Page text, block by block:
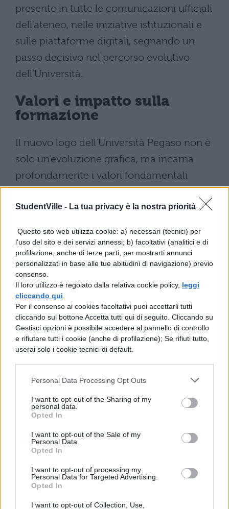
StudentVille - La tua privacy è la nostra priorità
Questo sito web utilizza cookie: a) necessari (tecnici) per
l'uso del sito e dei servizi annessi; b) facoltativi (analitici e di
profilazione, anche di terze parti, per mostrarti annunci
personalizzati in base alle tue abitudini di navigazione) previo
consenso.
Il loro utilizzo è regolato dalla relativa cookie policy, leggi
cliccando qui
Per il consenso ai cookies facoltativi puoi accettarli tutti
cliccando sul bottone Accetta tutti qui di seguito. Cliccando su
Gestisci opzioni è possibile accedere al pannello di controllo
e rifiutare tutti i cookie (anche di profilazione); Se rifiuti tutto,
userai solo i cookie tecnici di default.
Personal Data Processing Opt Outs
I want to opt-out of the Sharing of my
personal data.
Opted In
I want to opt-out of the Sale of my
Personal Data.
Opted In
I want to opt-out of processing my
Personal Data for Targeted Advertising.
Opted In
I want to opt-out of Collection, Use,
presente in tutte le comunicazioni ufficiali
dell’ateneo, nelle iniziative istituzionali e
sulle piattaforme digitali, segnando un
passo decisivo nel percorso evolutivo
dell’Università.
Valori e impatto sulla
formazione
Il nuovo logo dell’Università Pegaso non è
solo un’evoluzione grafica, ma incarna
profondamente i valori fondamentali
dell’ateneo:innovazione, inclusività,
integrità e ascolto. Questa
dell’università nel panorama della
formazione digitale e professionale,
rendendo più riconoscibile la sua missione
di accessibilità e qualità.
Il rinnovamento si allinea perfettamente
con le numerose collaborazioni territoriali
sviluppate negli anni, i sette dipartimenti e i
centri di ricerca che offrono crescenti
opportunità per studenti, dottorandi e
docenti, consolidando la Pegaso come
protagonista innovativo nel settore
Prospettive future
Con il rinnovamento del logo, l’Università